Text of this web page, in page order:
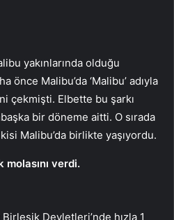
yakınlarında olduğu
önce Malibu’da ‘Malibu’ adıyla
çekmişti. Elbette bu şarkı
bir döneme aitti. O sırada
Malibu’da birlikte yaşıyordu.
verdi.
Devletleri’nde hızla 1